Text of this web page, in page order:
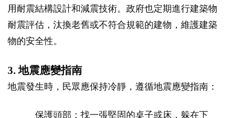
用耐震結構設計和減震技術。政府也定期進行建築物
耐震評估，汰換老舊或不符合規範的建物，維護建築
物的安全性。
3. 地震應變指南
地震發生時，民眾應保持冷靜，遵循地震應變指南：
保護頭部：找一張堅固的桌子或床，躲在下